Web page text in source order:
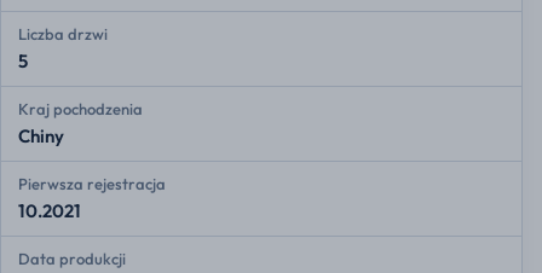
Liczba drzwi
5
Kraj pochodzenia
Chiny
Pierwsza rejestracja
10.2021
Data produkcji